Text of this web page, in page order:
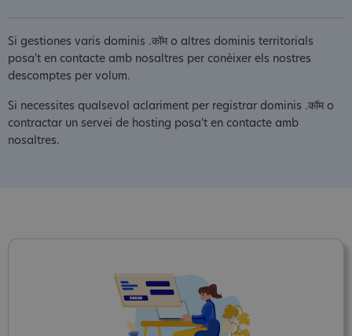
Si gestiones varis dominis .कॉम o altres dominis territorials
posa't en contacte amb nosaltres per conèixer els nostres
descomptes per volum.
Si necessites qualsevol aclariment per registrar dominis .कॉम o
contractar un servei de hosting posa't en contacte amb
nosaltres.